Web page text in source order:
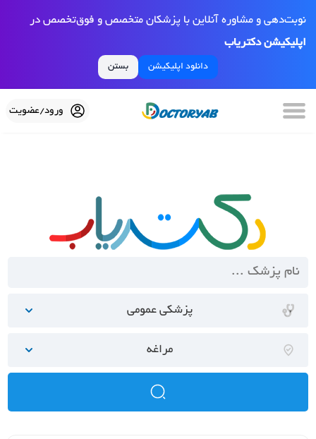
نوبت‌دهی و مشاوره آنلاین با پزشکان متخصص و فوق‌تخصص در
اپلیکیشن دکتریاب
دانلود اپلیکیشن بستن
ورود/عضویت
پزشکی عمومی
مراغه